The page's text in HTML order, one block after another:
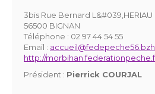
3bis Rue Bernard L&#039,HERIAU
56500 BIGNAN
Téléphone : 02 97 44 54 55
Email : accueil@fedepeche56.bzh
http://
Président : Pierrick COURJAL